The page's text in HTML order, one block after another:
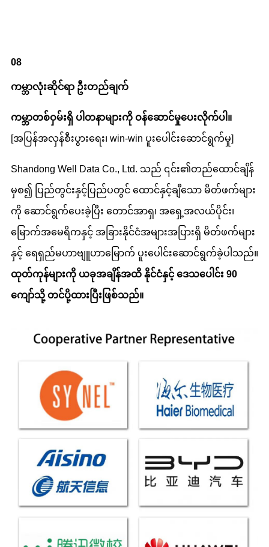
08
ကမ္ဘာလုံးဆိုင်ရာ ဦးတည်ချက်
ကမ္ဘာတစ်ဝှမ်းရှိ ပါတနာများကို ဝန်ဆောင်မှုပေးလိုက်ပါ။
[အပြန်အလှန်စီးပွားရေး၊ win-win ပူးပေါင်းဆောင်ရွက်မှု]
Shandong Well Data Co., Ltd. သည် ၎င်း၏တည်ထောင်ချိန်
မှစ၍ ပြည်တွင်းနှင့်ပြည်ပတွင် ထောင်နှင့်ချီသော မိတ်ဖက်များ
ကို ဆောင်ရွက်ပေးခဲ့ပြီး တောင်အာရှ၊ အရှေ့အလယ်ပိုင်း၊
မြောက်အမေရိကနှင့် အခြားနိုင်ငံအများအပြားရှိ မိတ်ဖက်များ
နှင့် ရေရှည်မဟာဗျူဟာမြောက် ပူးပေါင်းဆောင်ရွက်ခဲ့ပါသည်။
ထုတ်ကုန်များကို ယခုအချိန်အထိ နိုင်ငံနှင့် ဒေသပေါင်း 90
ကျော်သို့ တင်ပို့ထားပြီးဖြစ်သည်။